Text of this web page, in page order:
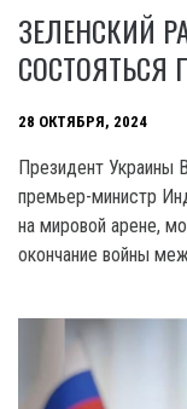
ЗЕЛЕНСКИЙ
СОСТОЯТЬСЯ
28 ОКТЯБРЯ, 2024
Президент Украины
премьер-министр
на мировой арене,
окончание войны